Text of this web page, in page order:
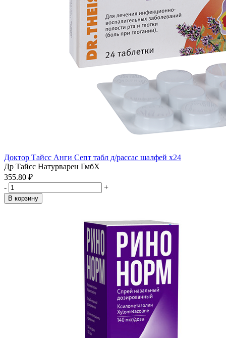
Доктор Тайсс Анги Септ табл д/рассас шалфей x24
Др Тайсс Натурварен ГмбХ
355.80 ₽
-
+
В корзину